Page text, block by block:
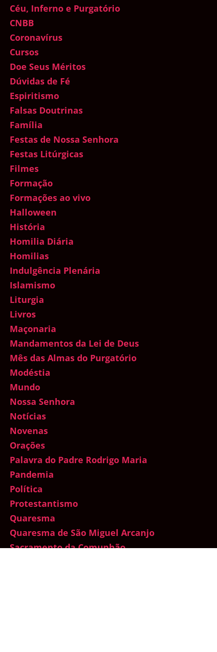
Céu, Inferno e Purgatório
CNBB
Coronavírus
Cursos
Doe Seus Méritos
Dúvidas de Fé
Espiritismo
Falsas Doutrinas
Família
Festas de Nossa Senhora
Festas Litúrgicas
Filmes
Formação
Formações ao vivo
Halloween
História
Homilia Diária
Homilias
Indulgência Plenária
Islamismo
Liturgia
Livros
Maçonaria
Mandamentos da Lei de Deus
Mês das Almas do Purgatório
Modéstia
Mundo
Nossa Senhora
Notícias
Novenas
Orações
Palavra do Padre Rodrigo Maria
Pandemia
Política
Protestantismo
Quaresma
Quaresma de São Miguel Arcanjo
Sacramento da Comunhão